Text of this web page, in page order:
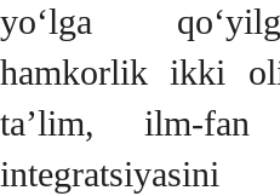
yo‘lga
hamkorlik ikki
ta’lim, ilm-